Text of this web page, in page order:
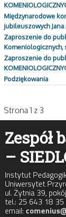
Międzynarodowe
jubileuszowych
Zaproszenie do
Komeniologicznych,
Zaproszenie do
Podziękowania
Strona 1 z 3
Zespół
–
Instytut
Uniwersytet
ul. Żytnia 39,
tel.: 25 643 18 35
email: